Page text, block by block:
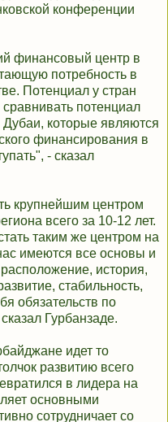
конференции
финансовый центр в
потребность в
Потенциал у стран
потенциал
которые являются
финансирования в
- сказал
крупнейшим центром
всего за 10-12 лет.
таким же центром на
имеются все основы и
история,
стабильность,
обязательств по
Гурбанзаде.
идет то
развитию всего
в лидера на
основными
сотрудничает со